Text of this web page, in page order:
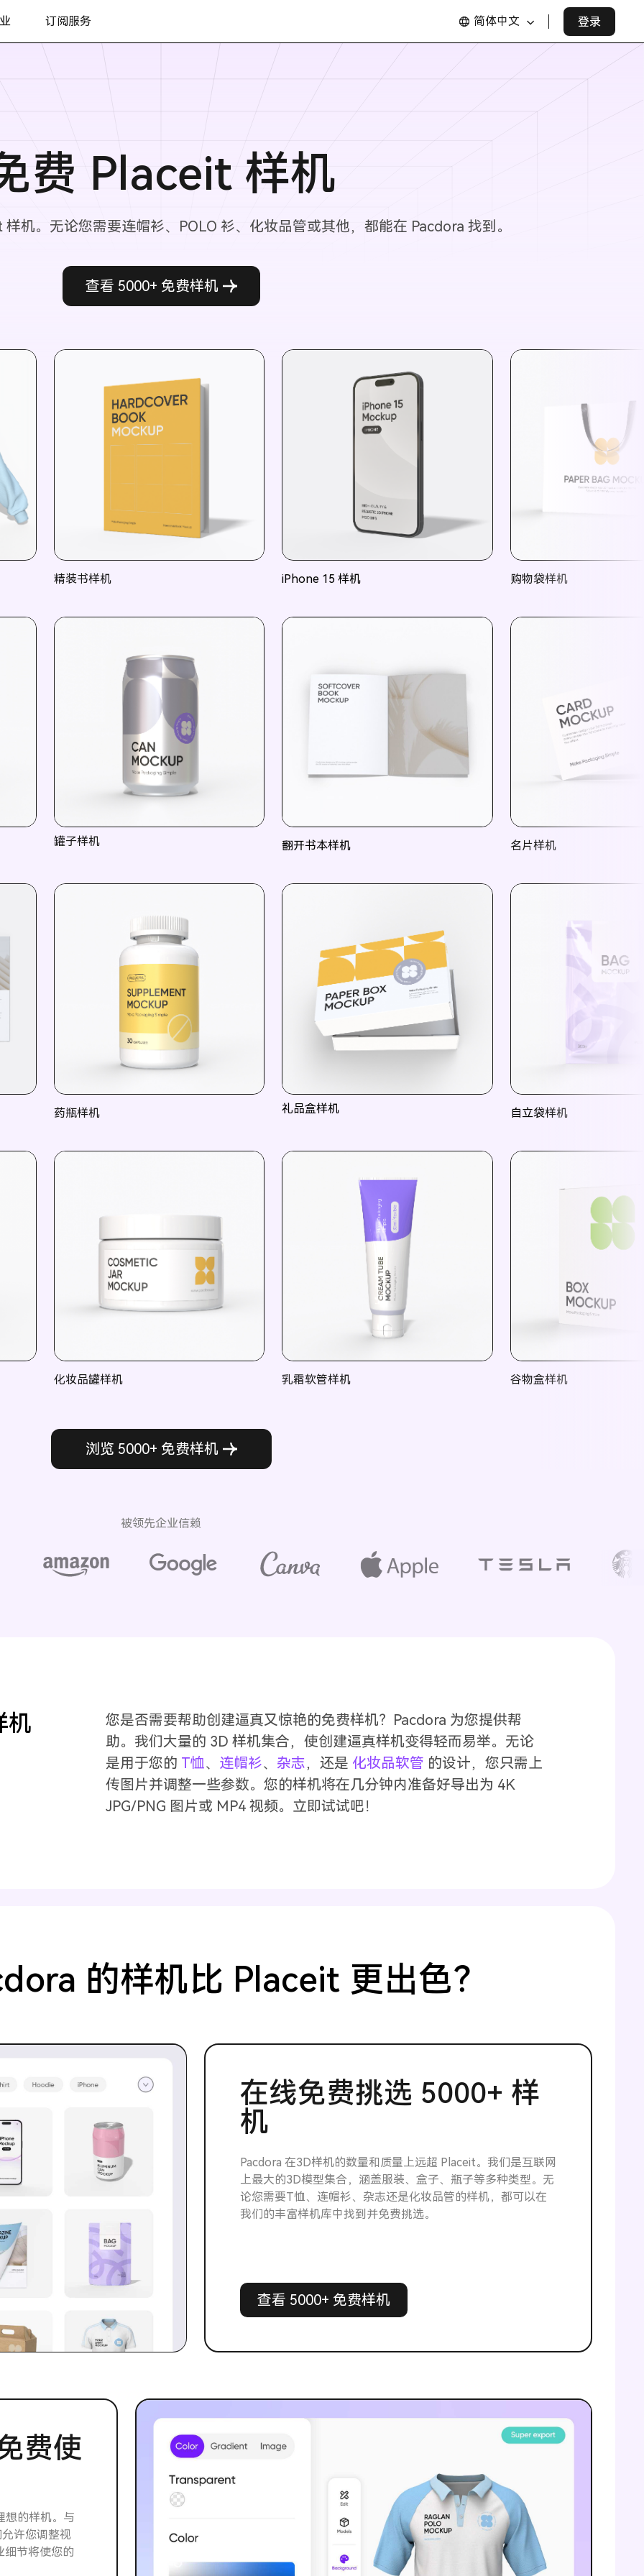
订阅服务 简体中文 登录
费 Placeit 样机
机。无论您需要连帽衫、POLO 衫、化妆品管或其他，都能在 Pacdora 找到。
查看 5000+ 免费样机
精装书样机 iPhone 15 样机 购物袋样机
罐子样机 翻开书本样机 名片样机
药瓶样机 礼品盒样机 自立袋样机
化妆品罐样机 乳霜软管样机 谷物盒样机
浏览 5000+ 免费样机
被领先企业信赖
机
您是否需要帮助创建逼真又惊艳的免费样机？Pacdora 为您提供帮
助。我们大量的 3D 样机集合，使创建逼真样机变得轻而易举。无论
是用于您的 T恤、 连帽衫、 杂志，还是 化妆品软管 的设计，您只需上
传图片并调整一些参数。您的样机将在几分钟内准备好导出为 4K
JPG/PNG 图片或 MP4 视频。立即试试吧！
的样机比 Placeit 更出色？
在线免费挑选 5000+ 样
机
Pacdora 在3D样机的数量和质量上远超 Placeit。我们是互联网
上最大的3D模型集合，涵盖服装、盒子、瓶子等多种类型。无
论您需要T恤、连帽衫、杂志还是化妆品管的样机，都可以在
我们的丰富样机库中找到并免费挑选。
查看 5000+ 免费样机
费使
想的样机。与
许您调整视
细节将使您的